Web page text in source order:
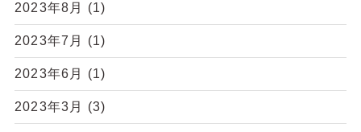
2023年8月 (1)
2023年7月 (1)
2023年6月 (1)
2023年3月 (3)